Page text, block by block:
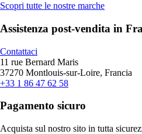
Scopri tutte le nostre marche
Assistenza post-vendita in
Contattaci
11 rue Bernard Maris
37270 Montlouis-sur-Loire, Francia
+33 1 86 47 62 58
Pagamento sicuro
Acquista sul nostro sito in tutta